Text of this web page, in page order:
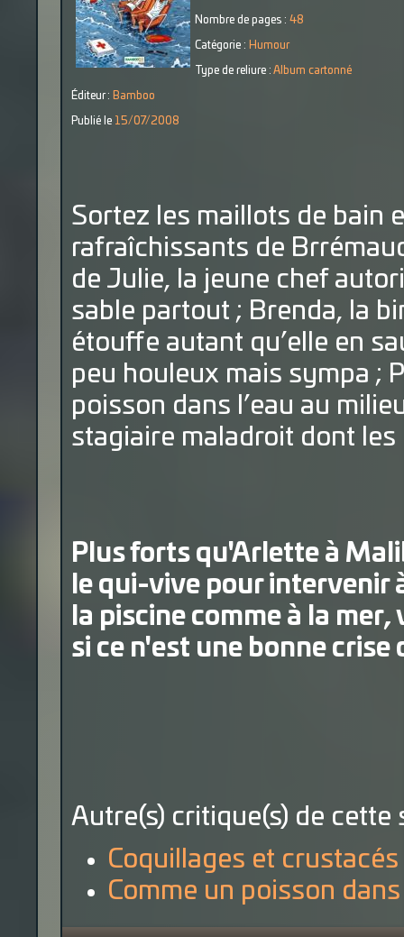
Nombre de pages : 48
Catégorie : Humour
Type de reliure : Album cartonné
Éditeur : Bamboo
Publié le 15/07/2008
Sortez les maillots de bain
rafraîchissants de
de Julie, la jeune chef
sable partout ; Brenda, la
étouffe autant qu’elle en
peu houleux mais sympa ;
poisson dans l’eau au
stagiaire maladroit dont les
Plus forts qu'Arlette à
le qui-vive pour intervenir
la piscine comme à la
si ce n'est une bonne crise
Autre(s) critique(s) de cette
Coquillages et
Comme un poisson